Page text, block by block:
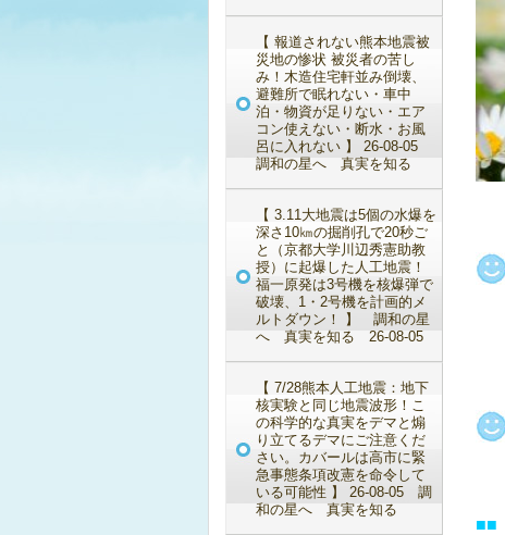
【 報道されない熊本地震被
災地の惨状 被災者の苦し
み！木造住宅軒並み倒壊、
避難所で眠れない・車中
泊・物資が足りない・エア
コン使えない・断水・お風
呂に入れない 】 26-08-05
調和の星へ 真実を知る
【 3.11大地震は5個の水爆を
深さ10㎞の掘削孔で20秒ご
と（京都大学川辺秀憲助教
授）に起爆した人工地震！
福一原発は3号機を核爆弾で
破壊、1・2号機を計画的メ
ルトダウン！ 】 調和の星
へ 真実を知る 26-08-05
【 7/28熊本人工地震：地下
核実験と同じ地震波形！こ
の科学的な真実をデマと煽
り立てるデマにご注意くだ
さい。カバールは高市に緊
急事態条項改憲を命令して
いる可能性 】 26-08-05 調
和の星へ 真実を知る
■■